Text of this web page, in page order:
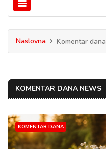
Naslovna Komentar dana
KOMENTAR DANA NEWS
KOMENTAR DANA